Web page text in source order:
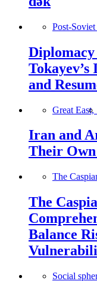
Post-
Diplomacy
and
Great East,
Iran and
Their
The
The
Balance
Social